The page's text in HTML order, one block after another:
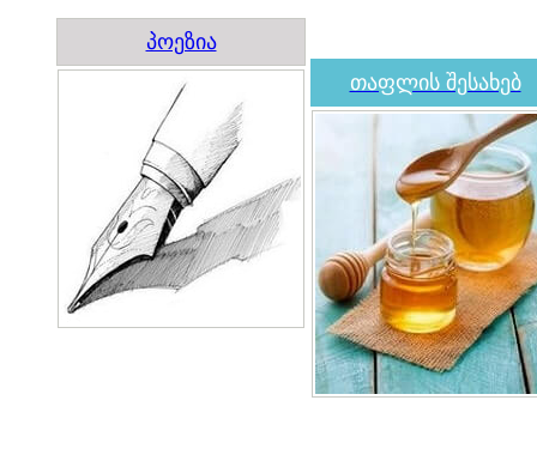
პოეზია
თაფლის შესახებ